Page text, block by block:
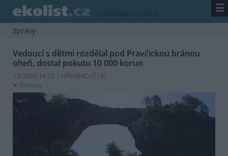
/ zpravodajství / zprávy ☰
Zprávy
Vedoucí s dětmi rozdělal pod Pravčickou bránou
oheň, dostal pokutu 10 000 korun
7.8.2026 14:20 | HŘENSKO (ČTK)
Diskuse: 1